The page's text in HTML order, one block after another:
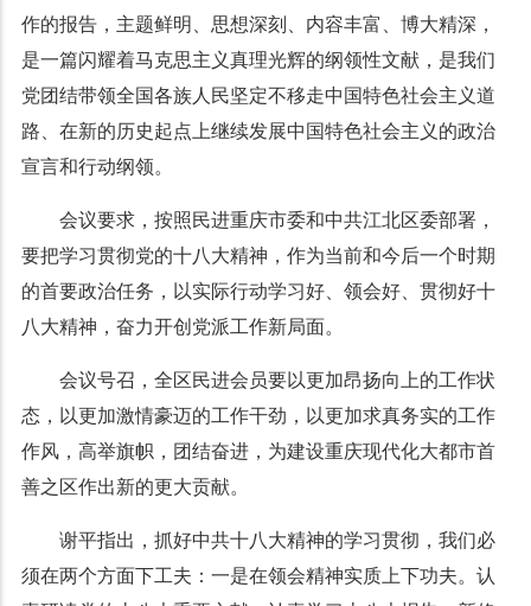
作的报告，主题鲜明、思想深刻、内容丰富、博大精深，
是一篇闪耀着马克思主义真理光辉的纲领性文献，是我们
党团结带领全国各族人民坚定不移走中国特色社会主义道
路、在新的历史起点上继续发展中国特色社会主义的政治
宣言和行动纲领。
会议要求，按照民进重庆市委和中共江北区委部署，
要把学习贯彻党的十八大精神，作为当前和今后一个时期
的首要政治任务，以实际行动学习好、领会好、贯彻好十
八大精神，奋力开创党派工作新局面。
会议号召，全区民进会员要以更加昂扬向上的工作状
态，以更加激情豪迈的工作干劲，以更加求真务实的工作
作风，高举旗帜，团结奋进，为建设重庆现代化大都市首
善之区作出新的更大贡献。
谢平指出，抓好中共十八大精神的学习贯彻，我们必
须在两个方面下工夫：一是在领会精神实质上下功夫。认